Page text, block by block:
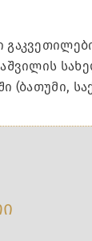
(ბათუმი,